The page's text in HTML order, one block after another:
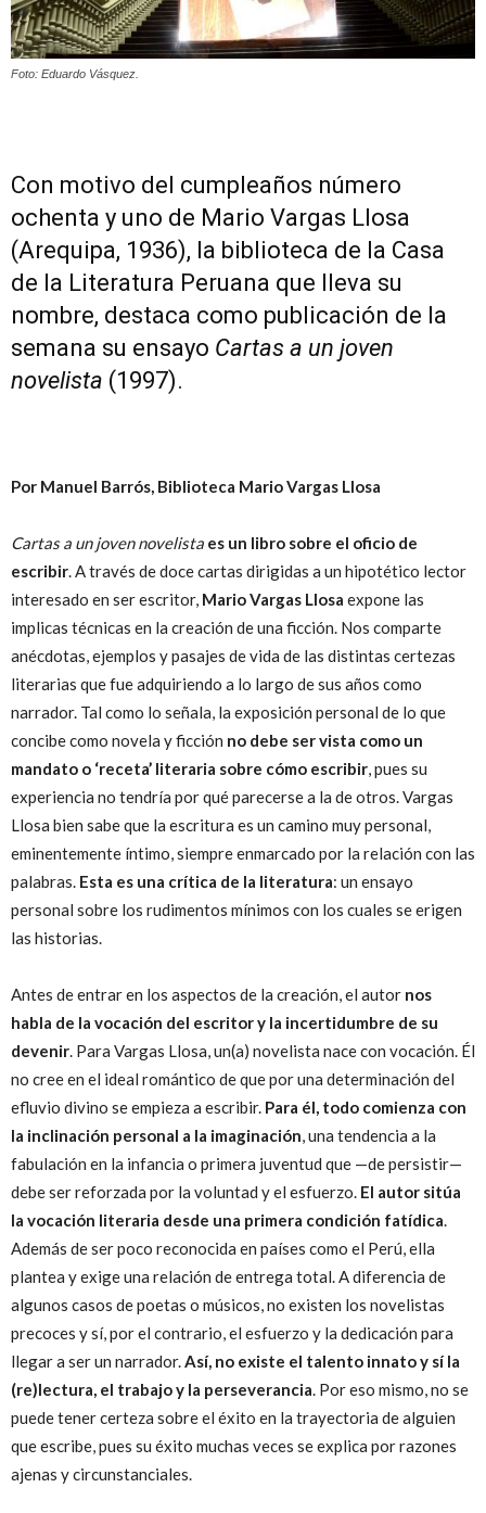
Foto: Eduardo Vásquez.
Con motivo del cumpleaños número
ochenta y uno de Mario Vargas Llosa
(Arequipa, 1936), la biblioteca de la Casa
de la Literatura Peruana que lleva su
nombre, destaca como publicación de la
semana su ensayo Cartas a un joven
novelista (1997).
Por Manuel Barrós, Biblioteca Mario Vargas Llosa
Cartas a un joven novelista es un libro sobre el oficio de
escribir. A través de doce cartas dirigidas a un hipotético lector
interesado en ser escritor, MarioVargas Llosa expone las
implicas técnicas en la creación de una ficción. Nos comparte
anécdotas, ejemplos y pasajes de vida de las distintas certezas
literarias que fue adquiriendo a lo largo de sus años como
narrador. Tal como lo señala, la exposición personal de lo que
concibe como novela y ficción no debe ser vista como un
mandato o ‘receta’ literaria sobre cómo escribir, pues su
experiencia no tendría por qué parecerse a la de otros. Vargas
Llosa bien sabe que la escritura es un camino muy personal,
eminentemente íntimo, siempre enmarcado por la relación con las
palabras. Esta es una crítica de la literatura: un ensayo
personal sobre los rudimentos mínimos con los cuales se erigen
las historias.
Antes de entrar en los aspectos de la creación, el autor nos
habla de la vocación del escritor y la incertidumbre de su
devenir. Para Vargas Llosa, un(a) novelista nace con vocación. Él
no cree en el ideal romántico de que por una determinación del
efluvio divino se empieza a escribir. Para él, todo comienza con
la inclinación personal a la imaginación, una tendencia a la
fabulación en la infancia o primera juventud que —de persistir—
debe ser reforzada por la voluntad y el esfuerzo. El autor sitúa
la vocación literaria desde una primera condición fatídica.
Además de ser poco reconocida en países como el Perú, ella
plantea y exige una relación de entrega total. A diferencia de
algunos casos de poetas o músicos, no existen los novelistas
precoces y sí, por el contrario, el esfuerzo y la dedicación para
llegar a ser un narrador.Así, no existe el talento innato y sí la
(re)lectura, el trabajo y la perseverancia. Por eso mismo, no se
puede tener certeza sobre el éxito en la trayectoria de alguien
que escribe, pues su éxito muchas veces se explica por razones
ajenas y circunstanciales.